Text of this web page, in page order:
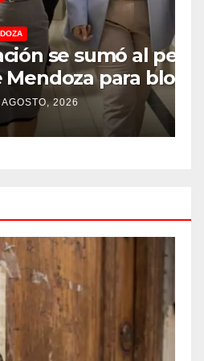
al pedido
para bloquear
en las cárceles